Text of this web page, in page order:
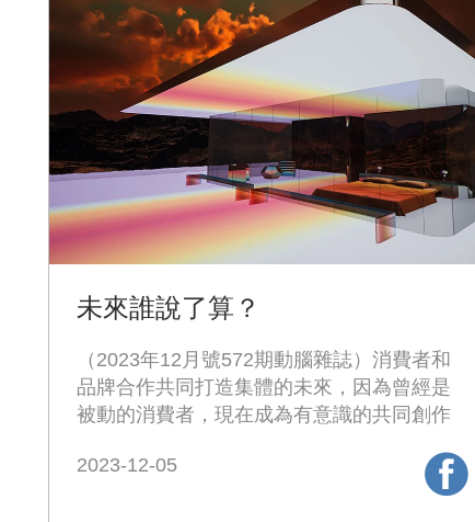
未來誰說了算？
（2023年12月號572期動腦雜誌）消費者和
品牌合作共同打造集體的未來，因為曾經是
被動的消費者，現在成為有意識的共同創作
2023-12-05